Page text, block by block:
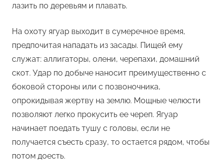
лазить по деревьям и плавать.
На охоту ягуар выходит в сумеречное время,
предпочитая нападать из засады. Пищей ему
служат: аллигаторы, олени, черепахи, домашний
скот. Удар по добыче наносит преимущественно с
боковой стороны или с позвоночника,
опрокидывая жертву на землю. Мощные челюсти
позволяют легко прокусить ее череп. Ягуар
начинает поедать тушу с головы, если не
получается съесть сразу, то остается рядом, чтобы
потом доесть.